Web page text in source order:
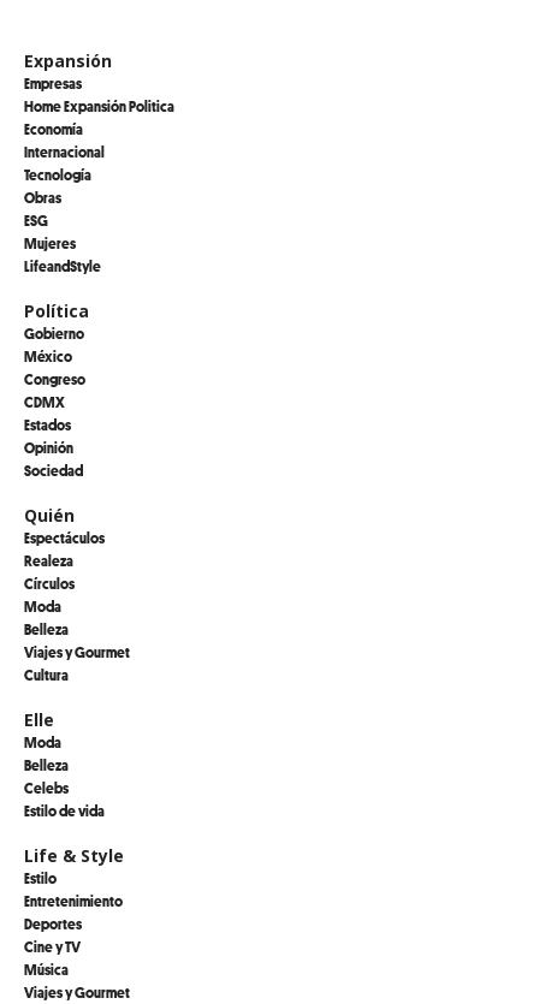
Expansión
Empresas
Home Expansión Politica
Economía
Internacional
Tecnología
Obras
ESG
Mujeres
LifeandStyle
Política
Gobierno
México
Congreso
CDMX
Estados
Opinión
Sociedad
Quién
Espectáculos
Realeza
Círculos
Moda
Belleza
Viajes y Gourmet
Cultura
Elle
Moda
Belleza
Celebs
Estilo de vida
Life & Style
Estilo
Entretenimiento
Deportes
Cine y TV
Música
Viajes y Gourmet